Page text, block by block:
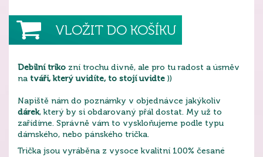
VLOŽIT DO KOŠÍKU
Debilní triko zní trochu divně, ale pro tu radost a úsměv
na tváři, který uvidíte, to stojí uvidte ))
Napiště nám do poznámky v objednávce jakýkoliv
dárek, který by si obdarovaný přál dostat. My už to
zařídíme. Správně vám to vyskloňujeme podle typu
dámského, nebo pánského trička.
Trička jsou vyráběna z vysoce kvalitní 100% česané